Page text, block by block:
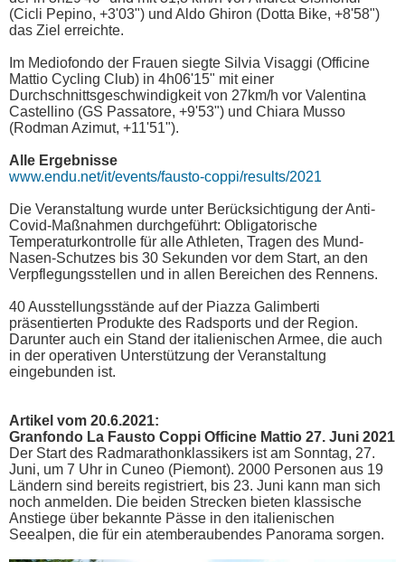
(Cicli Pepino, +3'03") und Aldo Ghiron (Dotta Bike, +8'58")
das Ziel erreichte.
Im Mediofondo der Frauen siegte Silvia Visaggi (Officine
Mattio Cycling Club) in 4h06'15" mit einer
Durchschnittsgeschwindigkeit von 27km/h vor Valentina
Castellino (GS Passatore, +9'53") und Chiara Musso
(Rodman Azimut, +11'51").
Alle Ergebnisse
www.endu.net/it/events/fausto-coppi/results/2021
Die Veranstaltung wurde unter Berücksichtigung der Anti-
Covid-Maßnahmen durchgeführt: Obligatorische
Temperaturkontrolle für alle Athleten, Tragen des Mund-
Nasen-Schutzes bis 30 Sekunden vor dem Start, an den
Verpflegungsstellen und in allen Bereichen des Rennens.
40 Ausstellungsstände auf der Piazza Galimberti
präsentierten Produkte des Radsports und der Region.
Darunter auch ein Stand der italienischen Armee, die auch
in der operativen Unterstützung der Veranstaltung
eingebunden ist.
Artikel vom 20.6.2021:
Granfondo La Fausto Coppi Officine Mattio 27. Juni 2021
Der Start des Radmarathonklassikers ist am Sonntag, 27.
Juni, um 7 Uhr in Cuneo (Piemont). 2000 Personen aus 19
Ländern sind bereits registriert, bis 23. Juni kann man sich
noch anmelden. Die beiden Strecken bieten klassische
Anstiege über bekannte Pässe in den italienischen
Seealpen, die für ein atemberaubendes Panorama sorgen.